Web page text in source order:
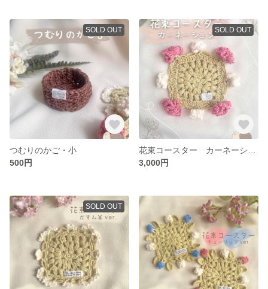
SOLD OUT
つむりのかご・小
500円
SOLD OUT
3,000円
SOLD OUT